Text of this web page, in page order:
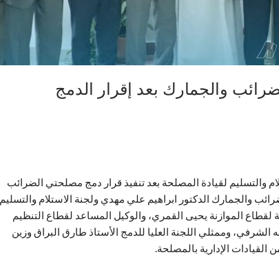
والجمارك بعد إقرار الدمج
لقيادة المصلحة بعد تنفيذ قرار دمج مصلحتي الضرائب
والجمارك الدكتور ابراهيم علي مهدي ولجنة الاستلام والتسليم
لقطاع الموازنة يحيى القمري، والوكيل المساعد لقطاع التنظيم
وممثلي اللجنة العليا للدمج الأستاذ طارق البراق وزين
الإدارية بالمصلحة.